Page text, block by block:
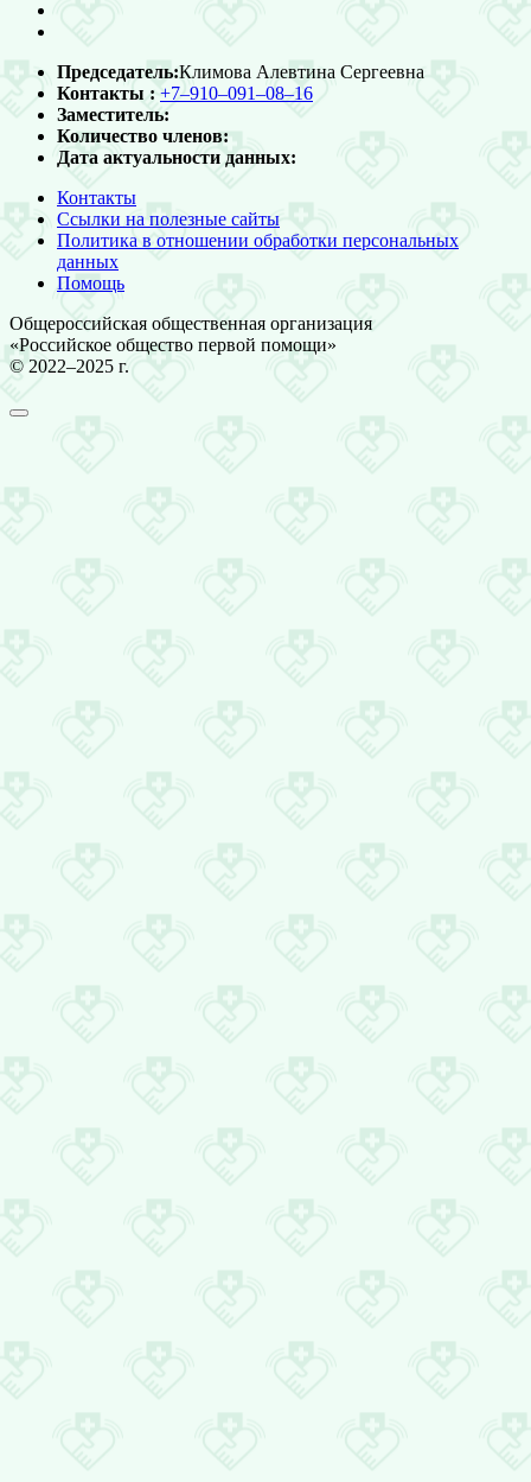
Председатель:Климова Алевтина Сергеевна
Контакты : +7‒910‒091‒08‒16
Заместитель:
Количество членов:
Дата актуальности данных:
Контакты
Ссылки на полезные сайты
Политика в отношении обработки персональных
данных
Помощь
Общероссийская общественная организация
«Российское общество первой помощи»
© 2022–2025 г.